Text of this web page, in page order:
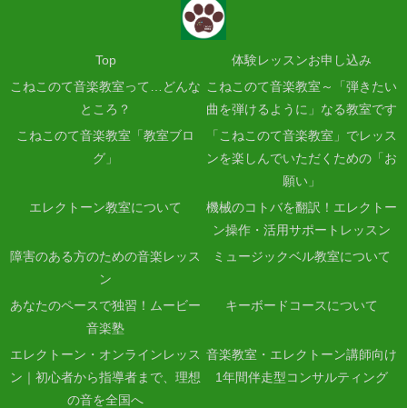
Top
体験レッスンお申し込み
こねこのて音楽教室って…どんな
ところ？
こねこのて音楽教室～「弾きたい
曲を弾けるように」なる教室です
こねこのて音楽教室「教室ブロ
グ」
「こねこのて音楽教室」でレッス
ンを楽しんでいただくための「お
願い」
エレクトーン教室について
機械のコトバを翻訳！エレクトー
ン操作・活用サポートレッスン
障害のある方のための音楽レッス
ン
ミュージックベル教室について
あなたのペースで独習！ムービー
音楽塾
キーボードコースについて
エレクトーン・オンラインレッス
ン｜初心者から指導者まで、理想
の音を全国へ
音楽教室・エレクトーン講師向け
1年間伴走型コンサルティング